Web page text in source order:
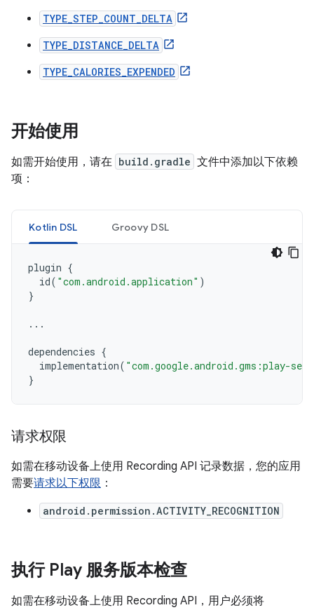
TYPE_STEP_COUNT_DELTA
TYPE_DISTANCE_DELTA
TYPE_CALORIES_EXPENDED
开始使用
如需开始使用，请在 build.gradle 文件中添加以下依赖
项：
Kotlin DSL Groovy DSL
plugin {
id( "com.android.application" )
}
...
dependencies {
implementation( "com.google.android.gms:play-
}
请求权限
如需在移动设备上使用 Recording API 记录数据，您的应用
需要请求以下权限 ：
android.permission.ACTIVITY_RECOGNITION
执行 Play 服务版本检查
如需在移动设备上使用 Recording API，用户必须将